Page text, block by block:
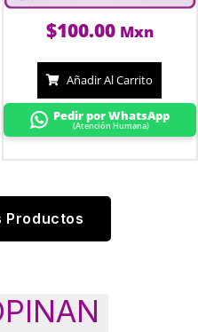
$100.00 Mxn
Añadir Al Carrito
Pedir por WhatsApp
(Atención Humana)
Productos